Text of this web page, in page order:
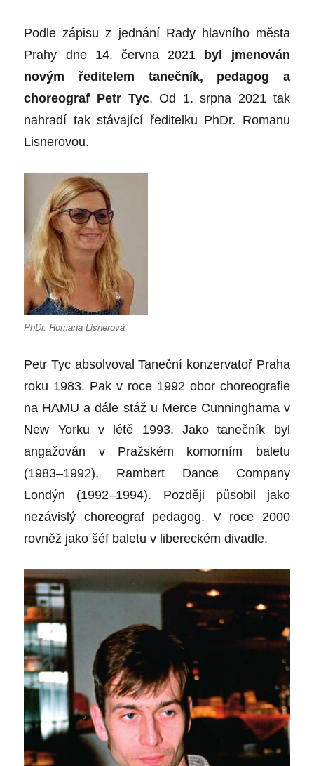
Podle zápisu z jednání Rady hlavního města
Prahy dne 14. června 2021
byl jmenován
novým ředitelem tanečník, pedagog a
choreograf Petr Tyc. Od 1. srpna 2021 tak
nahradí tak stávající ředitelku PhDr. Romanu
Lisnerovou.
PhDr. Romana Lisnerová
Petr Tyc absolvoval Taneční konzervatoř Praha
roku 1983. Pak v roce 1992 obor choreografie
na HAMU a dále stáž u Merce Cunninghama v
New Yorku v létě 1993. Jako tanečník byl
angažován v Pražském komorním baletu
(1983–1992), Rambert Dance Company
Londýn (1992–1994). Později působil jako
nezávislý choreograf pedagog. V roce 2000
rovněž jako šéf baletu v libereckém divadle.